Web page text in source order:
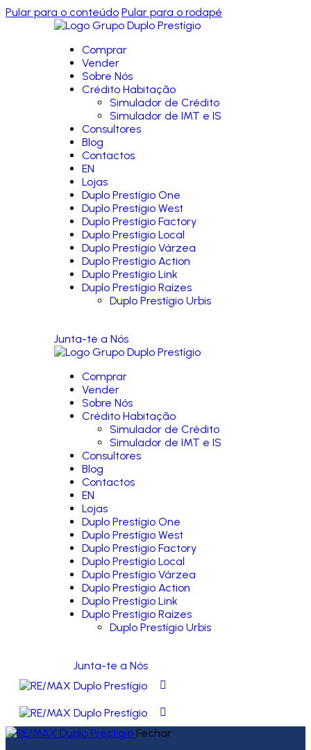
Pular para o conteúdo Pular para o rodapé
Comprar
Vender
Sobre Nós
Crédito Habitação
Simulador de Crédito
Simulador de IMT e IS
Consultores
Blog
Contactos
EN
Lojas
Duplo Prestígio One
Duplo Prestígio West
Duplo Prestígio Factory
Duplo Prestígio Local
Duplo Prestígio Várzea
Duplo Prestígio Action
Duplo Prestígio Link
Duplo Prestígio Raízes
Duplo Prestígio Urbis
Junta-te a Nós
Comprar
Vender
Sobre Nós
Crédito Habitação
Simulador de Crédito
Simulador de IMT e IS
Consultores
Blog
Contactos
EN
Lojas
Duplo Prestígio One
Duplo Prestígio West
Duplo Prestígio Factory
Duplo Prestígio Local
Duplo Prestígio Várzea
Duplo Prestígio Action
Duplo Prestígio Link
Duplo Prestígio Raízes
Duplo Prestígio Urbis
Junta-te a Nós
Fechar